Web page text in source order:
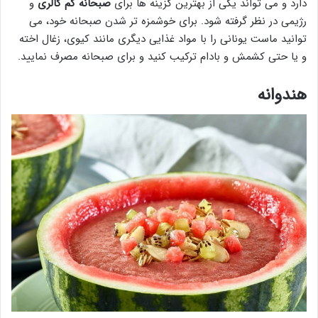
رژیمی در نظر گرفته شود. برای خوشمزه تر شدن صبحانه خود، می
توانید ماست یونانی را با مواد غذایی دیگری مانند کیوی، زغال اخته
و یا حتی کشمش و بادام ترکیب کنید و برای صبحانه مصرف نمایید.
هندوانه